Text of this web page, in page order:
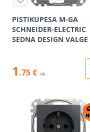
PISTIKUPESA M-GA
SCHNEIDER-ELECTRIC
SEDNA DESIGN VALGE
1 .75 € /tk